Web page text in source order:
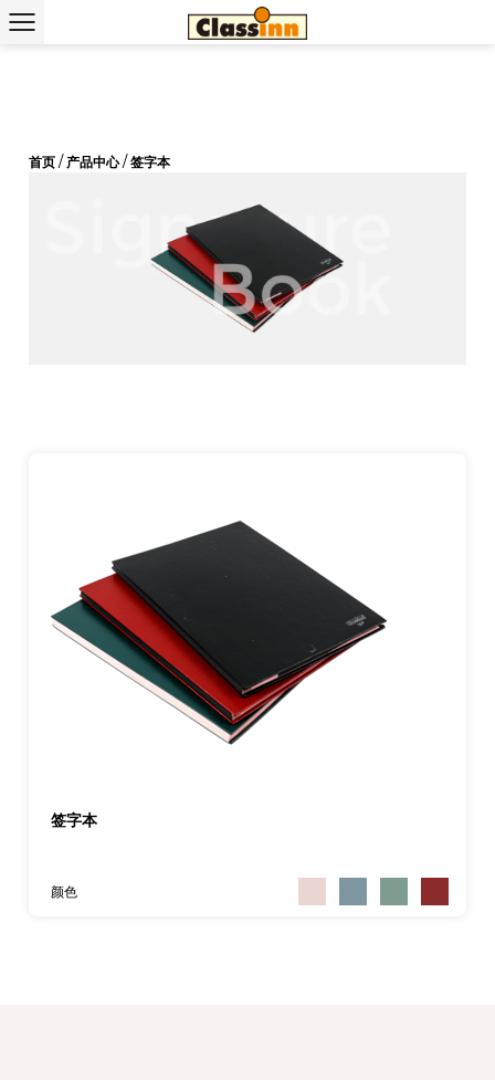
首页 / 产品中心/签字本
签字本
颜色